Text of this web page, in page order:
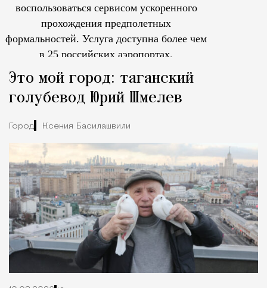
воспользоваться сервисом ускоренного
прохождения предполетных
формальностей. Услуга доступна более чем
в 25 российских аэропортах.
Это мой город: таганский
голубевод Юрий Шмелев
Город Ксения Басилашвили